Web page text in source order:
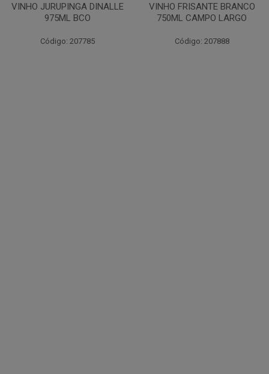
VINHO JURUPINGA DINALLE
975ML BCO
Código: 207785
VINHO FRISANTE BRANCO
750ML CAMPO LARGO
Código: 207888